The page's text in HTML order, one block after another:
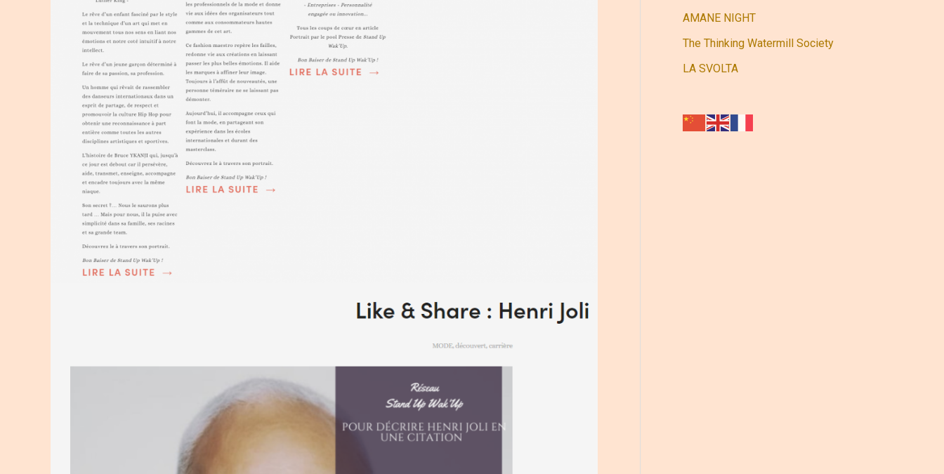
AMANE NIGHT
The Thinking Watermill Society
LA SVOLTA